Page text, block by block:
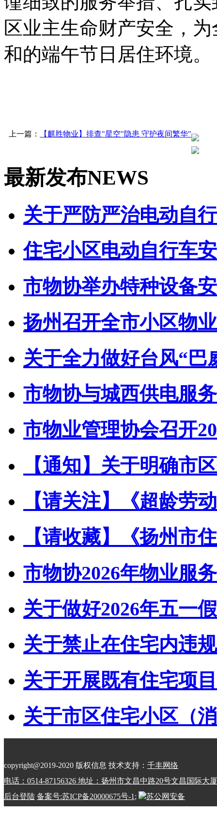
区业主生命财产安全，
和的端午节日居住环境。
上一篇： 【麒胜物业】排查"星空"隐患 守护夜间繁华"
最新发布NEWS
关于严防严治电动自
住宅小区电动自行车
市物协举办特种设备
扬州召开全市小区物
关于全力做好台风“巴
市物协与城西供电服
市物业管理协会召开
【通知】关于明确市
【请关注】《超龄劳
【请收藏】《扬州市
市物协2026年物业服
关于做好2026年五一
关于禁止在住宅内违
关于开展既有住宅项
关于市区住宅小区（
copyright@2019-2020 版权信息 技术支持： 千丰网络
电话：0514-87156326 地址：扬州市文昌中路20号文昌国际大厦
后台登陆 备案号:苏ICP备20000675号-1;
苏公网安备